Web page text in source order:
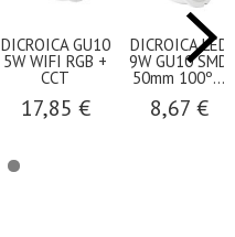
DICROICA GU10
5W WIFI RGB +
CCT
17,85 €
DICROICA LED
9W GU10 SMD
50mm 100º...
8,67 €